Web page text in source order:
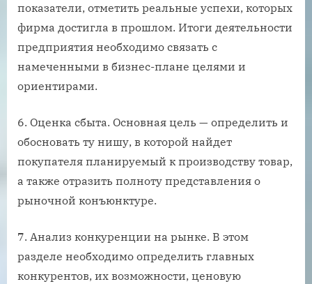
показатели, отметить реальные успехи, которых
фирма достигла в прошлом. Итоги деятельности
предприятия необходимо связать с
намеченными в бизнес-плане целями и
ориентирами.
6. Оценка сбыта. Основная цель — определить и
обосновать ту нишу, в которой найдет
покупателя планируемый к производству товар,
а также отразить полноту представления о
рыночной конъюнктуре.
7. Анализ конкуренции на рынке. В этом
разделе необходимо определить главных
конкурентов, их возможности, ценовую